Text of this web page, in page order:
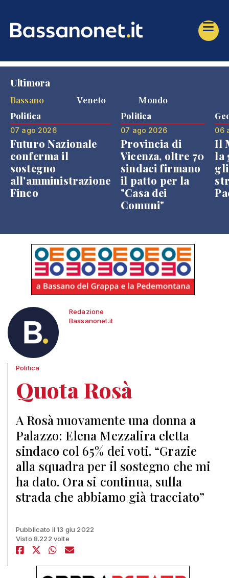
Ultimora
Bassano
Veneto Mondo
Politica
07 ago 2026
Futuro Nazionale
conferma il
sostegno
all'amministrazione
Finco
Politica
07 ago 2026
Provincia di
Vicenza, oltre 70
sindaci firmano
il patto per la
"Casa dei
Comuni"
06
Il
la
Redazione
Bassanonet.it
Politica
Quota Rosà
A Rosà nuovamente una donna a
Palazzo: Elena Mezzalira eletta
sindaco col 65% dei voti. “Grazie
alla squadra per il sostegno che mi
ha dato. Ora si continua, sulla
strada che abbiamo già tracciato”
Pubblicato il 13 giu 2022
Visto 8.222 volte